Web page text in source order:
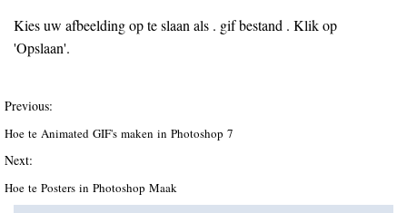
Kies uw afbeelding op te slaan als . gif bestand . Klik op
'Opslaan'.
Previous:
Hoe te Animated GIF's maken in Photoshop 7
Next:
Hoe te Posters in Photoshop Maak